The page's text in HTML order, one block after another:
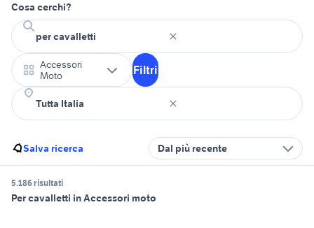
Cosa cerchi?
Accessori
Moto
Filtri
Salva ricerca Dal più recente
5.186 risultati
Per cavalletti in Accessori moto